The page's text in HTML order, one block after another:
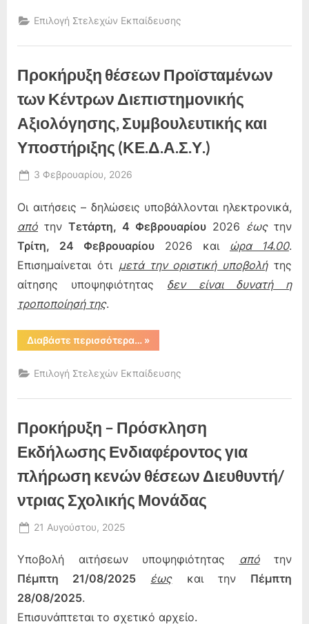
Εκδήλωσης
Ενδιαφέροντας
πλήρωση
Διευθύντριας/
ντή
Μονάδας”
Επιλογή Στελεχών Εκπαίδευσης
Προκήρυξη θέσεων Προϊσταμένων
των Κέντρων Διεπιστημονικής
Αξιολόγησης, Συμβουλευτικής και
Υποστήριξης (ΚΕ.Δ.Α.Σ.Υ.)
Posted
3 Φεβρουαρίου, 2026
Οι αιτήσεις – δηλώσεις υποβάλλονται ηλεκτρονικά,
από την Τετάρτη, 4 Φεβρουαρίου 2026 έωςτην
Τρίτη, 24 Φεβρουαρίου 2026 και ώρα 14.00.
Επισημαίνεται ότι μετά την οριστική υποβολήτης
αίτησης υποψηφιότητας δεν είναι δυνατή η
τροποποίησή της.
Διαβάστε περισσότερα… “Προκήρυξη
θέσεων
των
Κέντρων
Αξιολόγησης,
Υποστήριξης
(ΚΕ.Δ.Α.Σ.Υ.)”
»
Επιλογή Στελεχών Εκπαίδευσης
Προκήρυξη – Πρόσκληση
Εκδήλωσης Ενδιαφέροντος για
πλήρωση κενών θέσεων Διευθυντή/
ντριας Σχολικής Μονάδας
Posted
21 Αυγούστου, 2025
Υποβολή αιτήσεων υποψηφιότητας απότην
Πέμπτη 21/08/2025
έωςκαι την Πέμπτη
28/08/2025.
Επισυνάπτεται το σχετικό αρχείο.